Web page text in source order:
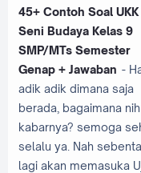
45+ Contoh Soal UKK
Seni Budaya Kelas 9
SMP/MTs Semester
Genap + Jawaban -
adik adik dimana saja
berada, bagaimana nih
kabarnya? semoga
selalu ya. Nah
lagi akan memasuka